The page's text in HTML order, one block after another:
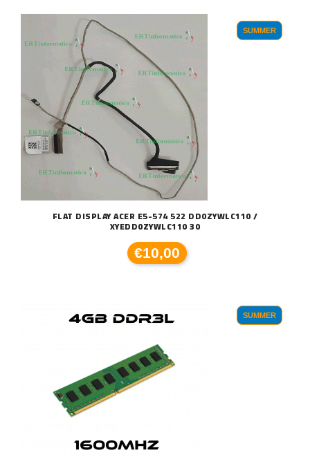
SUMMER
FLAT DISPLAY ACER E5-574 522 DD0ZYWLC110 /
XYEDD0ZYWLC110 30
€10,00
SUMMER